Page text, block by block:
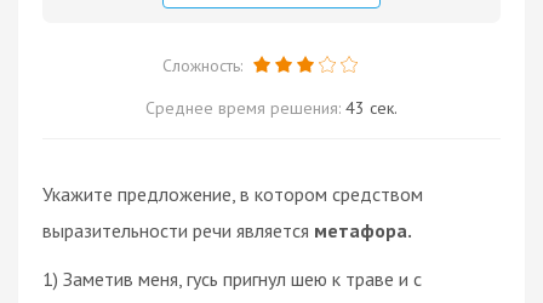
Сложность:
Среднее время решения: 43 сек.
Укажите предложение, в котором средством
выразительности речи является метафора.
1) Заметив меня, гусь пригнул шею к траве и с